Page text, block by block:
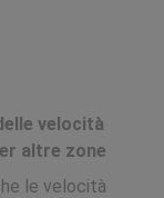
velocità
altre zone
le velocità